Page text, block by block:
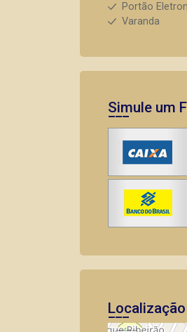
Portão
Varanda
Simule um